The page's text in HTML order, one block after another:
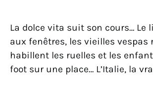
La dolce vita suit son cours… Le
aux fenêtres, les vieilles vespas
habillent les ruelles et les
foot sur une place… L’Italie, la